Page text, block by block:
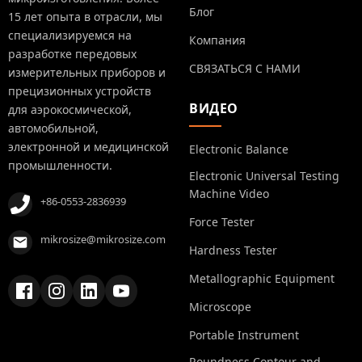
15 лет опыта в отрасли, мы
специализируемся на
разработке передовых
измерительных приборов и
прецизионных устройств
для аэрокосмической,
автомобильной,
электронной и медицинской
промышленности.
+86-0553-2836939
mikrosize@mikrosize.com
Блог
Компания
СВЯЗАТЬСЯ С НАМИ
ВИДЕО
Electronic Balance
Electronic Universal Testing
Machine Video
Force Tester
Hardness Tester
Metallographic Equipment
Microscope
Portable Instrument